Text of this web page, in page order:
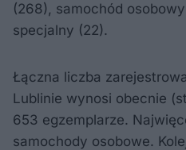
(268), samochód
specjalny (22).
Łączna liczba
Lublinie wynosi obecnie
653 egzemplarze.
samochody osobowe.